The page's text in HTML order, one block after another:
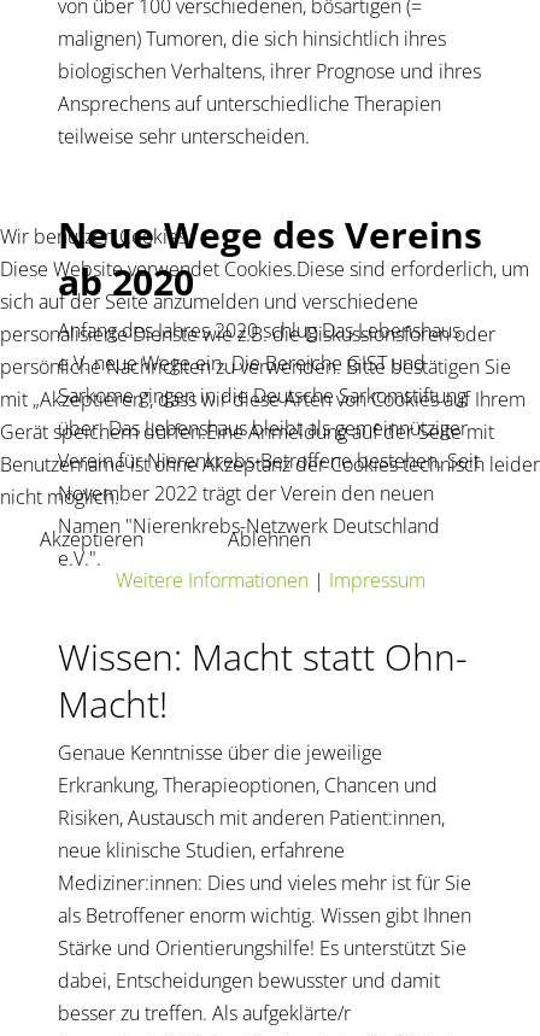
von über 100 verschiedenen, bösartigen (=
malignen) Tumoren, die sich hinsichtlich ihres
biologischen Verhaltens, ihrer Prognose und ihres
Ansprechens auf unterschiedliche Therapien
teilweise sehr unterscheiden.
Neue Wege des Vereins
ab 2020
Anfang des Jahres 2020 schlug Das Lebenshaus
e.V. neue Wege ein. Die Bereiche GIST und
Sarkome gingen in die Deutsche Sarkomstiftung
über. Das Lebenshaus bleibt als gemeinnütziger
Verein für Nierenkrebs-Betroffene bestehen. Seit
November 2022 trägt der Verein den neuen
Namen "Nierenkrebs-Netzwerk Deutschland
e.V.".
Wissen: Macht statt Ohn-
Macht!
Genaue Kenntnisse über die jeweilige
Erkrankung, Therapieoptionen, Chancen und
Risiken, Austausch mit anderen Patient:innen,
neue klinische Studien, erfahrene
Mediziner:innen: Dies und vieles mehr ist für Sie
als Betroffener enorm wichtig. Wissen gibt Ihnen
Stärke und Orientierungshilfe! Es unterstützt Sie
dabei, Entscheidungen bewusster und damit
besser zu treffen. Als aufgeklärte/r
Wir benutzen Cookies
Diese Website verwendet Cookies.Diese sind erforderlich, um
sich auf der Seite anzumelden und verschiedene
personalisierte Dienste wie z.B. die Diskussionsforen oder
persönliche Nachrichten zu verwenden. Bitte bestätigen Sie
mit „Akzeptieren“, dass wir diese Arten von Cookies auf Ihrem
Gerät speichern dürfen.Eine Anmeldung auf der Seite mit
Benutzername ist ohne Akzeptanz der Cookies technisch leider
nicht möglich.
Akzeptieren
Ablehnen
Weitere Informationen| Impressum